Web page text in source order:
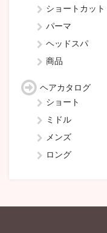
ショートカット
パーマ
ヘッドスパ
商品
ヘアカタログ
ショート
ミドル
メンズ
ロング